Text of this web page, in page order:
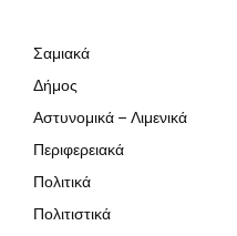
Σαμιακά
Δήμος
Αστυνομικά – Λιμενικά
Περιφερειακά
Πολιτικά
Πολιτιστικά